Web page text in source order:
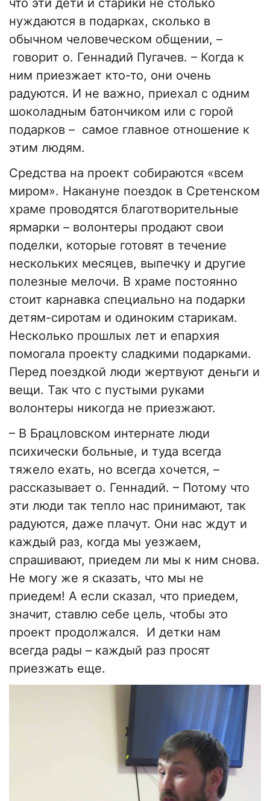
что эти дети и старики не столько
нуждаются в подарках, сколько в
обычном человеческом общении, –
говорит о. Геннадий Пугачев. – Когда к
ним приезжает кто-то, они очень
радуются. И не важно, приехал с одним
шоколадным батончиком или с горой
подарков – самое главное отношение к
этим людям.
Средства на проект собираются «всем
миром». Накануне поездок в Сретенском
храме проводятся благотворительные
ярмарки – волонтеры продают свои
поделки, которые готовят в течение
нескольких месяцев, выпечку и другие
полезные мелочи. В храме постоянно
стоит карнавка специально на подарки
детям-сиротам и одиноким старикам.
Несколько прошлых лет и епархия
помогала проекту сладкими подарками.
Перед поездкой люди жертвуют деньги и
вещи. Так что с пустыми руками
волонтеры никогда не приезжают.
– В Брацловском интернате люди
психически больные, и туда всегда
тяжело ехать, но всегда хочется, –
рассказывает о. Геннадий. – Потому что
эти люди так тепло нас принимают, так
радуются, даже плачут. Они нас ждут и
каждый раз, когда мы уезжаем,
спрашивают, приедем ли мы к ним снова.
Не могу же я сказать, что мы не
приедем! А если сказал, что приедем,
значит, ставлю себе цель, чтобы это
проект продолжался. И детки нам
всегда рады – каждый раз просят
приезжать еще.